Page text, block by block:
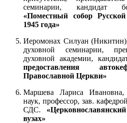
семинарии, кандидат
«Поместный собор
1945 года»
Иеромонах Силуан
духовной семинарии,
духовной академии,
предоставления
Православной Церкви»
Маршева Лариса Ивановна,
наук, профессор, зав.
СДС.
вузах»